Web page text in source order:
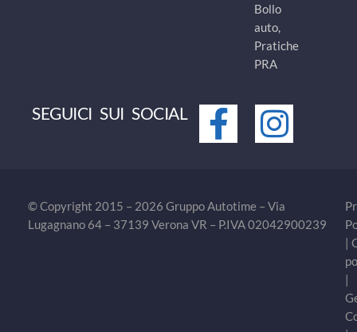
Bollo
auto,
Pratiche
PRA
SEGUICI SUI SOCIAL
© Copyright 2015 – 2026 Gruppo Autotime – Via
Lugagnano 64 – 37139 Verona VR – P.IVA 02042900239
|
|